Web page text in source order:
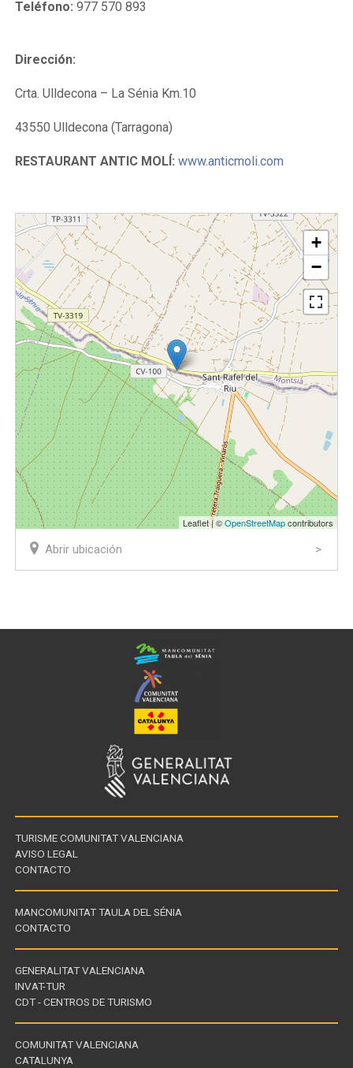
Teléfono:977 570 893
Dirección:
Crta. Ulldecona – La Sénia Km.10
43550 Ulldecona (Tarragona)
RESTAURANT ANTIC MOLÍ:www.anticmoli.com
+
−
Leaflet | ©OpenStreetMapcontributors
Abrir ubicación
TURISME COMUNITAT VALENCIANA
AVISO LEGAL
CONTACTO
MANCOMUNITAT TAULA DEL SÉNIA
CONTACTO
Links
of
interest
GENERALITAT VALENCIANA
INVAT-TUR
CDT - CENTROS DE TURISMO
COMUNITAT VALENCIANA
CATALUNYA